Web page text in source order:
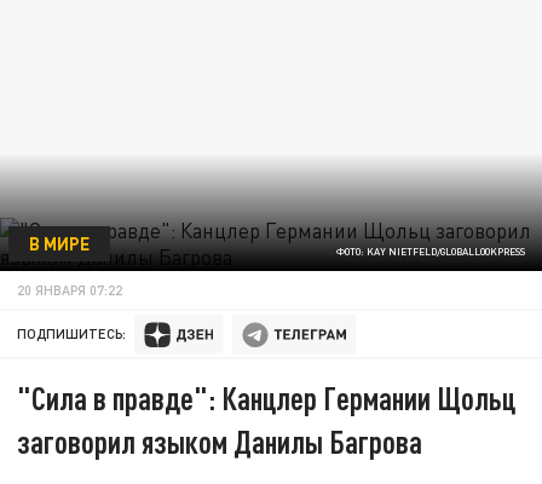
ФОТО: KAY NIETFELD/GLOBALLOOKPRESS
В МИРЕ
20 ЯНВАРЯ 07:22
ПОДПИШИТЕСЬ:
"Cила в правде": Канцлер Германии Щольц
заговорил языком Данилы Багрова